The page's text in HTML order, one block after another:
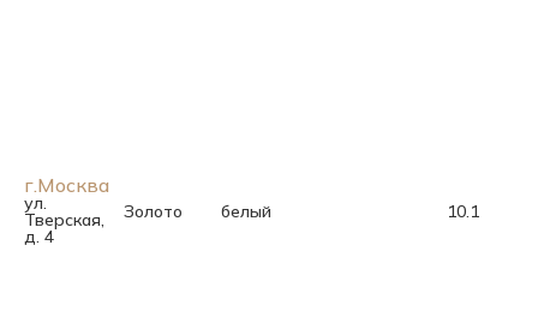
г.Москва
ул.
Тверская,
д. 4
Золото белый 10.1